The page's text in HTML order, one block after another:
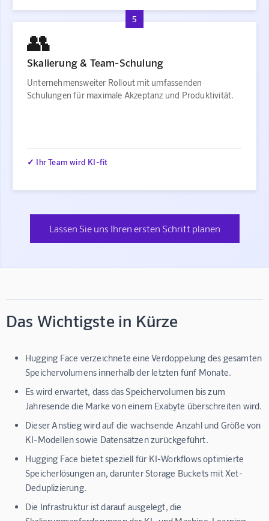
5
👥
Skalierung & Team-Schulung
Unternehmensweiter Rollout mit umfassenden
Schulungen für maximale Akzeptanz und Produktivität.
✓ Ihr Team wird KI-fit
Lassen Sie uns Ihren ersten Schritt planen
Das Wichtigste in Kürze
Hugging Face verzeichnete eine Verdoppelung des gesamten
Speichervolumens innerhalb der letzten fünf Monate.
Es wird erwartet, dass das Speichervolumen bis zum
Jahresende die Marke von einem Exabyte überschreiten wird.
Dieser Anstieg wird auf die wachsende Anzahl und Größe von
KI-Modellen sowie Datensätzen zurückgeführt.
Hugging Face bietet speziell für KI-Workflows optimierte
Speicherlösungen an, darunter Storage Buckets mit Xet-
Deduplizierung.
Die Infrastruktur ist darauf ausgelegt, die